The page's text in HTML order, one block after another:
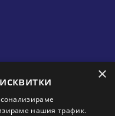
×
нашия трафик.